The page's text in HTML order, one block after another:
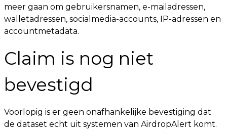
meer gaan om gebruikersnamen, e-mailadressen,
walletadressen, socialmedia-accounts, IP-adressen en
accountmetadata.
Claim is nog niet
bevestigd
Voorlopig is er geen onafhankelijke bevestiging dat
de dataset echt uit systemen van AirdropAlert komt.